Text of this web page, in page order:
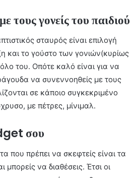
τους γονείς του παιδιού
σταυρός είναι επιλογή
και το γούστο των γονιών(κυρίως
του. Οπότε καλό είναι για να
να συνεννοηθείς με τους
σε κάποιο συγκεκριμένο
με πέτρες, μίνιμαλ.
σου
που πρέπει να σκεφτείς είναι τα
μπορείς να διαθέσεις. Έτσι οι